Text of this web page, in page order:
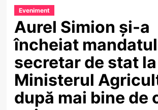
Eveniment
Aurel Simion și-a
încheiat
secretar de stat la
Ministerul
după mai bine de